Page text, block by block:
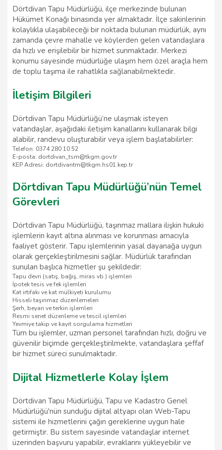
Dörtdivan Tapu Müdürlüğü, ilçe merkezinde bulunan
Hükümet Konağı binasında yer almaktadır. İlçe sakinlerinin
kolaylıkla ulaşabileceği bir noktada bulunan müdürlük, aynı
zamanda çevre mahalle ve köylerden gelen vatandaşlara
da hızlı ve erişilebilir bir hizmet sunmaktadır. Merkezi
konumu sayesinde müdürlüğe ulaşım hem özel araçla hem
de toplu taşıma ile rahatlıkla sağlanabilmektedir.
İletişim Bilgileri
Dörtdivan Tapu Müdürlüğü’ne ulaşmak isteyen
vatandaşlar, aşağıdaki iletişim kanallarını kullanarak bilgi
alabilir, randevu oluşturabilir veya işlem başlatabilirler:
Telefon: 0374 280 10 52
E-posta: dortdivan_tsm@tkgm.gov.tr
KEP Adresi: dortdivantm@tkgm.hs01.kep.tr
Dörtdivan Tapu Müdürlüğü’nün Temel
Görevleri
Dörtdivan Tapu Müdürlüğü, taşınmaz mallara ilişkin hukuki
işlemlerin kayıt altına alınması ve korunması amacıyla
faaliyet gösterir. Tapu işlemlerinin yasal dayanağa uygun
olarak gerçekleştirilmesini sağlar. Müdürlük tarafından
sunulan başlıca hizmetler şu şekildedir:
Tapu devri (satış, bağış, miras vb.) işlemleri
İpotek tesis ve fek işlemleri
Kat irtifakı ve kat mülkiyeti kurulumu
Hisseli taşınmaz düzenlemeleri
Şerh, beyan ve terkin işlemleri
Resmi senet düzenleme ve tescil işlemleri
Yevmiye takip ve kayıt sorgulama hizmetleri
Tüm bu işlemler, uzman personel tarafından hızlı, doğru ve
güvenilir biçimde gerçekleştirilmekte, vatandaşlara şeffaf
bir hizmet süreci sunulmaktadır.
Dijital Hizmetlerle Kolay İşlem
Dörtdivan Tapu Müdürlüğü, Tapu ve Kadastro Genel
Müdürlüğü'nün sunduğu dijital altyapı olan Web-Tapu
sistemi ile hizmetlerini çağın gereklerine uygun hale
getirmiştir. Bu sistem sayesinde vatandaşlar internet
üzerinden başvuru yapabilir, evraklarını yükleyebilir ve